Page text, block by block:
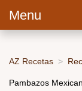
Menu
AZ Recetas
Pambazos